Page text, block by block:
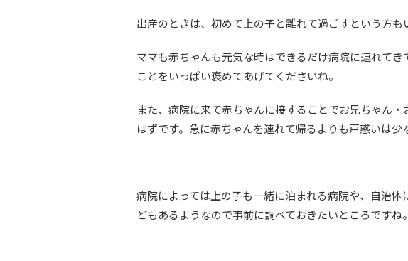
出産のときは、初めて上の子と離れて過ごすという方も
ママも赤ちゃんも元気な時はできるだけ病院に連れてき
ことをいっぱい褒めてあげてくださいね。
また、病院に来て赤ちゃんに接することでお兄ちゃん
はずです。急に赤ちゃんを連れて帰るよりも戸惑いは少
病院によっては上の子も一緒に泊まれる病院や、自治
どもあるようなので事前に調べておきたいところですね。